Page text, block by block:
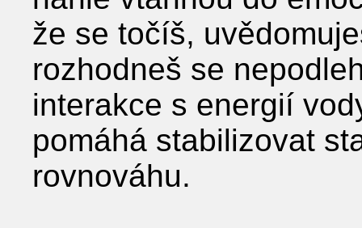
že se točíš,
rozhodneš se
interakce s energií
pomáhá stabilizovat
rovnováhu.